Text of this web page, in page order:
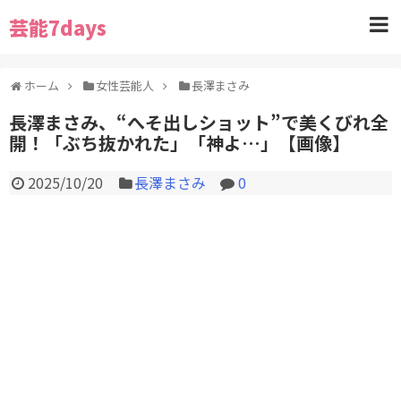
芸能7days
ホーム 女性芸能人 長澤まさみ
長澤まさみ、“へそ出しショット”で美くびれ全
開！「ぶち抜かれた」「神よ…」【画像】
2025/10/20 長澤まさみ 0